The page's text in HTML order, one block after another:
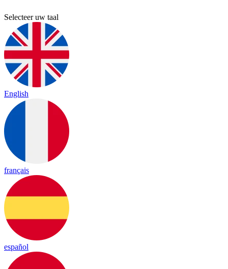
Selecteer uw taal
English
français
español